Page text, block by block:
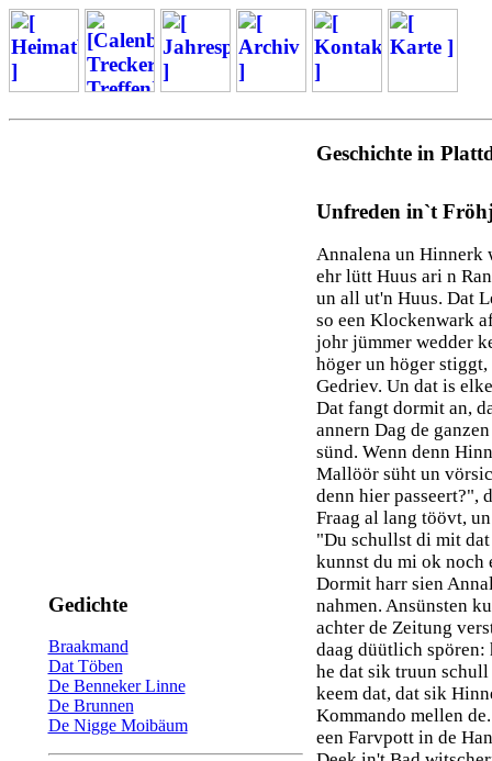
Gedichte
Braakmand
Dat Töben
De Benneker Linne
De Brunnen
De Nigge Moibäum
Geschichte in
Unfreden in`t
Annalena un Hinnerk
ehr lütt Huus ari n
un all ut'n Huus. Dat
so een Klockenwark
johr jümmer wedder
höger un höger
Gedriev. Un dat is
Dat fangt dormit an,
annern Dag de
sünd. Wenn denn
Mallöör süht un
denn hier passeert?",
Fraag al lang töövt,
"Du schullst di mit dat
kunnst du mi ok noch
Dormit harr sien
nahmen. Ansünsten
achter de Zeitung
daag düütlich spören:
he dat sik truun schull
keem dat, dat sik
Kommando mellen
een Farvpott in de